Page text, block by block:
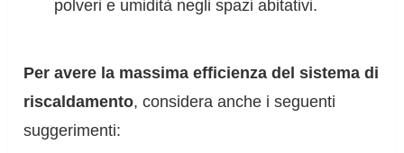
polveri e umidità negli spazi abitativi.
Per avere la massima efficienza del sistema di
riscaldamento, considera anche i seguenti
suggerimenti: